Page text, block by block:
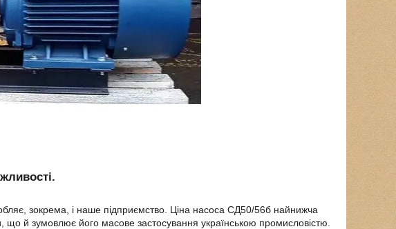
зокрема, і наше підприємство. Ціна насоса СД50/56б найнижча
що й зумовлює його масове застосування українською промисловістю.